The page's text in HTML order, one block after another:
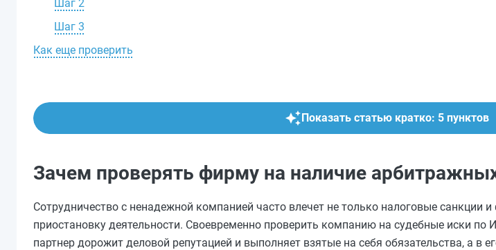
Шаг 2
Шаг 3
Как еще проверить
Показать статью кратко: 5 пунктов
Зачем проверять фирму на наличие
Сотрудничество с ненадежной компанией часто влечет не только налоговые санкции
приостановку деятельности. Своевременно проверить компанию на судебные иски
партнер дорожит деловой репутацией и выполняет взятые на себя обязательства, а в